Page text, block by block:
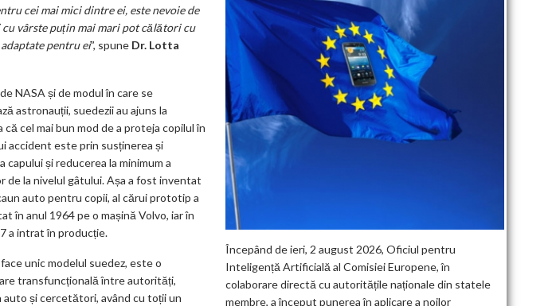
cei mai mici dintre ei, este nevoie de
vârste puțin mai mari pot călători cu
pentru ei”, spune Dr. Lotta
NASA și de modul în care se
astronauții, suedezii au ajuns la
că cel mai bun mod de a proteja copilul în
accident este prin susținerea și
capului și reducerea la minimum a
de la nivelul gâtului. Așa a fost inventat
auto pentru copii, al cărui prototip a
în anul 1964 pe o mașină Volvo, iar în
a intrat în producție.
unic modelul suedez, este o
transfuncțională între autorități,
auto și cercetători, având cu toții un
Începând de ieri, 2 august 2026, Oficiul pentru
Inteligență Artificială al Comisiei Europene, în
colaborare directă cu autoritățile naționale din statele
membre, a început punerea în aplicare a noilor